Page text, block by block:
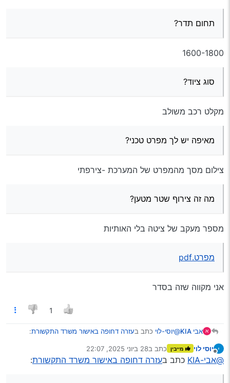
תחום תדר?
1600-1800
סוג ציוד?
מקלט רכב משולב
מאיפה יש לך מפרט טכני?
צילום מסך מהמפרט של המערכת -צירפתי
מה זה צירוף שטר מטען?
מספר מעקב של ציטה בלי האותיות
מפרט.pdf
אני מקווה שזה בסדר
1
א אבי KIA @יוסי-לוי כתב בעזרה דחופה באישור משרד התקשורת:
@אבי-KIA
מה כתבת ב:
מנותק
יוסי לוי מייבין כתב ב28 ביוני 2025, 22:07
נערך לאחרונה על ידי
@אבי-KIA כתב בעזרה דחופה באישור משרד התקשורת: